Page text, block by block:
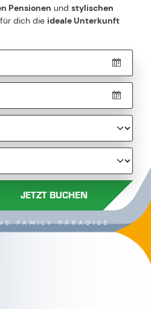
Pensionen und stylischen
dich die ideale Unterkunft
JETZT BUCHEN
FAMILY PARADISE